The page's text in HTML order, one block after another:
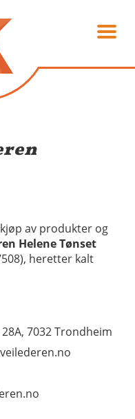
av produkter og
Helene Tønset
heretter kalt
7032 Trondheim